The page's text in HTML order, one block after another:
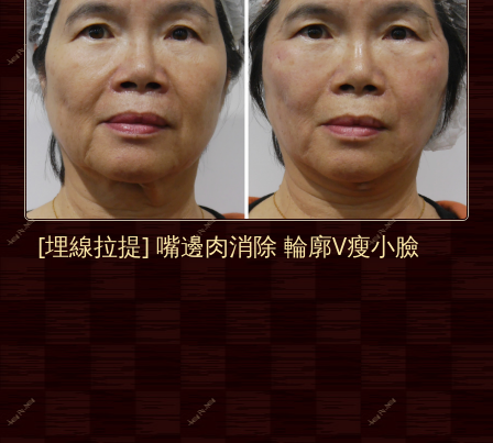
[埋線拉提] 嘴邊肉消除 輪廓V瘦小臉